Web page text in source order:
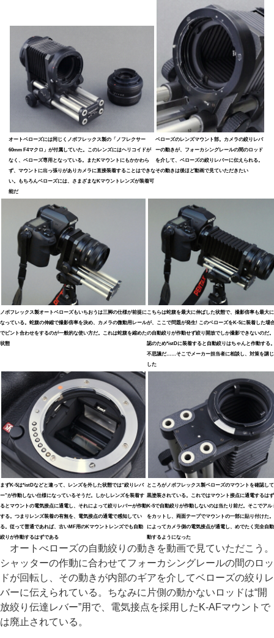
オートベローズには同じくノボフレックス製の「ノフレクサー
60mm F4マクロ」が付属していた。このレンズにはヘリコイドが
なく、ベローズ専用となっている。またKマウントにもかかわら
ず、マウントに出っ張りがありカメラに直接装着することはできな
い。もちろんベローズには、さまざまなKマウントレンズが装着可
能だ
ベローズのレンズマウント部。カメラの絞りレバ
ーの動きが、フォーカシングレールの間のロッド
を介して、ベローズの絞りレバーに伝えられる。
その動きは後ほど動画で見ていただきたい
ノボフレックス製オートベローズもいちおうは三脚の仕様が前提に
なっている。蛇腹の伸縮で撮影倍率を決め、カメラの微動用レール
でピント合わせをするのが一般的な使い方だ。これは蛇腹を縮めた
状態
こちらは蛇腹を最大に伸ばした状態で、撮影倍率も最大
が、ここで問題が発生! このベローズをK-5に装着した場
の自動絞りが作動せず絞り開放でしか撮影できないのだ
認のため*istDに装着すると自動絞りはちゃんと作動する
不思議だ……そこでメーカー担当者に相談し、対策を講
した
まずK-5は*istDなどと違って、レンズを外した状態では“絞りレバ
ー”が作動しない仕様になっているそうだ。しかしレンズを装着す
るとマウントの電気接点に通電し、それによって絞りレバーが作動
する。つまりレンズ装着の有無を、電気接点の通電で感知してい
る。従って普通であれば、古いMF用のKマウントレンズでも自動
絞りが作動するはずである
ところがノボフレックス製ベローズのマウントを確認し
黒塗装されている。これではマウント接点に通電するは
K-5で自動絞りが作動しないのは当たり前だ。そこでアル
をカットし、両面テープでマウントの一部に貼り付けた
によってカメラ側の電気接点が通電し、めでたく完全自
動するようになった
オートべローズの自動絞りの動きを動画で見ていただこう。
シャッターの作動に合わせてフォーカシングレールの間のロッ
ドが回転し、その動きが内部のギアを介してベローズの絞りレ
バーに伝えられている。ちなみに片側の動かないロッドは“開
放絞り伝達レバー”用で、電気接点を採用したK-AFマウントで
は廃止されている。